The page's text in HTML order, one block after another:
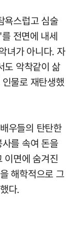
욕스럽고 심술
전면에 내세
녀가 아니다. 자
도 악착같이 삶
물로 재탄생했
우들의 탄탄한
를 속여 돈을
이면에 숨겨진
해학적으로 그
다.